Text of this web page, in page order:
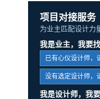
项目对接服务
为业主匹配设计力
我是业主，我要
已有心仪设计师，
没有选定设计师，
我是设计师，我